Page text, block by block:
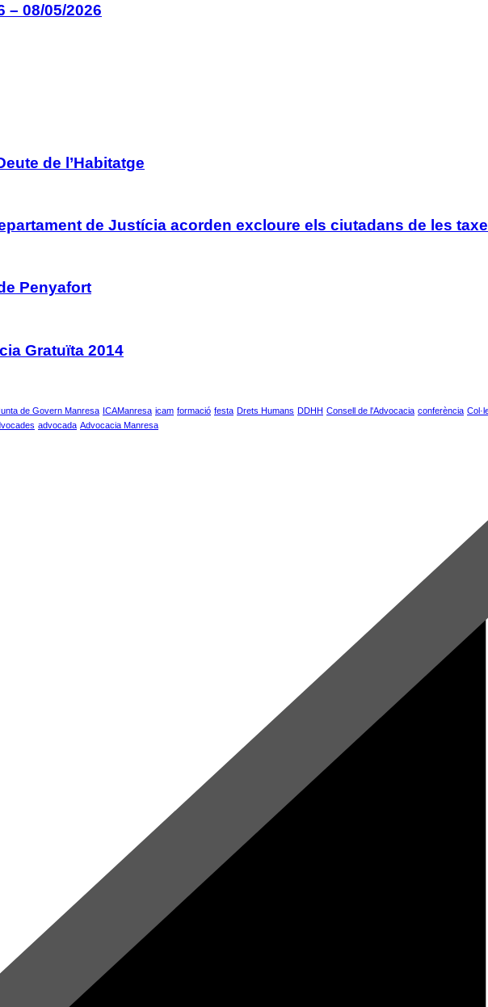
– 08/05/2026
de l’Habitatge
de Justícia acorden excloure els ciutadans de les
Penyafort
Gratuïta 2014
de Govern Manresa ICAManresa icam formació festa Drets Humans DDHH Consell de l'Advocacia conferència
advocada Advocacia Manresa